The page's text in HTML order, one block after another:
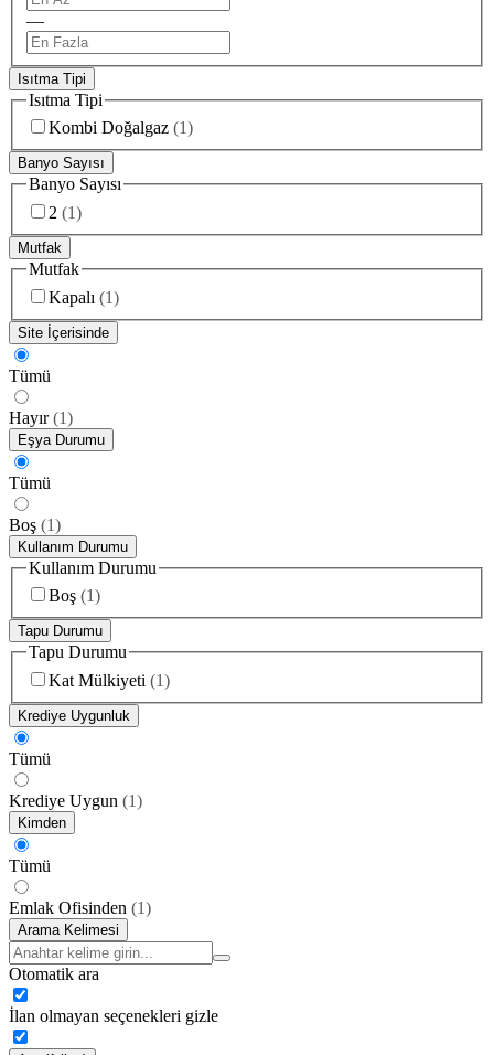
—
Isıtma Tipi
Isıtma Tipi
Kombi Doğalgaz (1)
Banyo Sayısı
Banyo Sayısı
2 (1)
Mutfak
Mutfak
Kapalı (1)
Site İçerisinde
Tümü
Hayır (1)
Eşya Durumu
Tümü
Boş (1)
Kullanım Durumu
Kullanım Durumu
Boş (1)
Tapu Durumu
Tapu Durumu
Kat Mülkiyeti (1)
Krediye Uygunluk
Tümü
Krediye Uygun (1)
Kimden
Tümü
Emlak Ofisinden (1)
Arama Kelimesi
Otomatik ara
İlan olmayan seçenekleri gizle